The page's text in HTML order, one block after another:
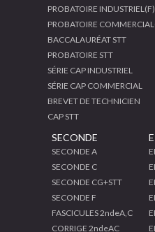
PROBATOIRE INDUSTRIEL(F)
PROBATOIRE
BACCALAURÉAT STT
PROBATOIRE STT
SÉRIE CAP INDUSTRIEL
SÉRIE CAP COMMERCIAL
BREVET DE TECHNICIEN
CAP STT
SECONDE
SECONDE A
SECONDE C
SECONDE CG+STT
SECONDE F
FASCICULES 2ndeA,C
CORRIGE 2ndeAC